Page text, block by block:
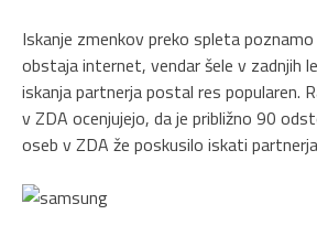
Iskanje zmenkov preko spleta
obstaja internet, vendar šele v zadnjih
iskanja partnerja postal res popularen.
v ZDA ocenjujejo, da je približno 90
oseb v ZDA že poskusilo iskati